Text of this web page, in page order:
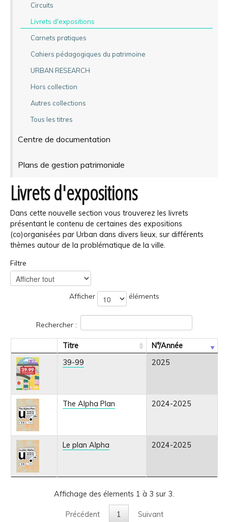
Circuits
Livrets d'expositions
Carnets pratiques
Cahiers pédagogiques du patrimoine
URBAN RESEARCH
Hors collection
Autres collections
Tous les titres
Centre de documentation
Plans de gestion patrimoniale
Livrets d'expositions
Dans cette nouvelle section vous trouverez les livrets
présentant le contenu de certaines des expositions
(co)organisées par Urban dans divers lieux, sur différents
thèmes autour de la problématique de la ville.
Filtre
Afficher éléments
Rechercher :
Titre
N°/Année
39-99
2025
The Alpha Plan 2024-2025
Le plan Alpha 2024-2025
Affichage des élements 1 à 3 sur 3.
Précédent 1 Suivant